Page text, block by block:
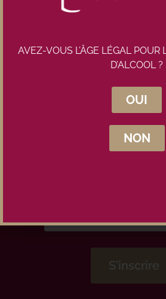
Inscrivez-vous à la
Maison
AVEZ-VOUS L’ÂGE LÉGAL
D’ALCOOL ?
OUI
NON